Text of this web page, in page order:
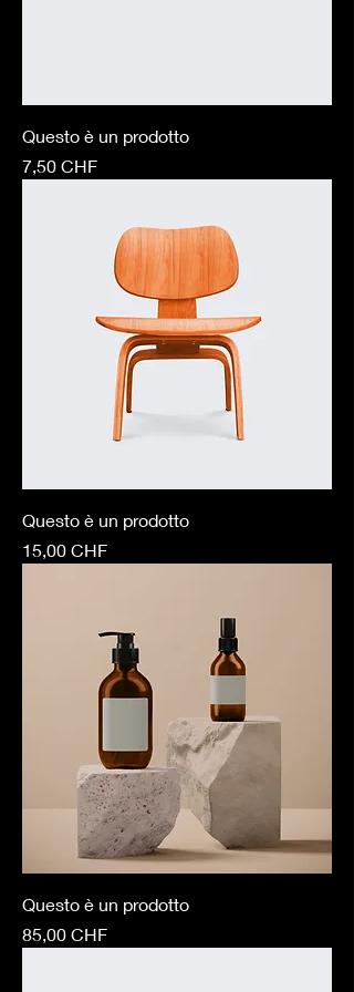
Questo è un prodotto
Prezzo
7,50 CHF
Questo è un prodotto
Prezzo
15,00 CHF
Questo è un prodotto
Prezzo
85,00 CHF